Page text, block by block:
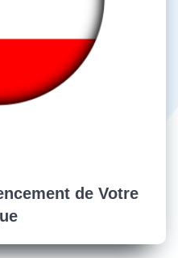
de Votre